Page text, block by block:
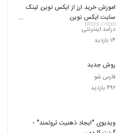
اموزش خرید ارز از ایکس نوین لینک
سایت ایکس نوین
https://exnovin.net/user/fa/au
th/register?ref=84452
درامد اینترنتی
۱۴ بازدید
روش جدید
فارس شو
۴۹۲ بازدید
ویدیوی "ایجاد ذهنیت ثروتمند" -